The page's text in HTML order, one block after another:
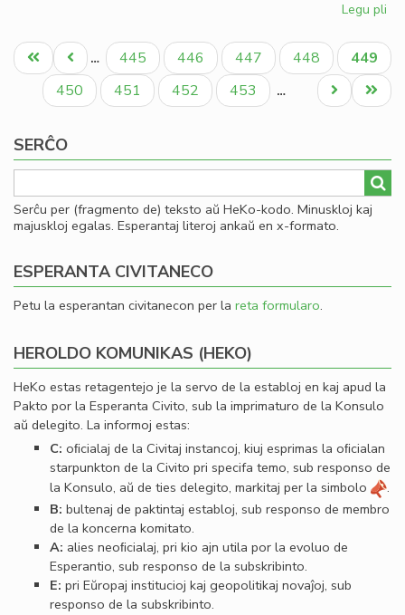
Legu pli
sin
Pagination
Unua
paĝo
Antaŭa
paĝo
… Paĝo
445 Paĝo
446 Paĝo
447 Paĝo
448
Aktuala
paĝo
449
Paĝo
450 Paĝo
451 Paĝo
452 Paĝo
453 …
Last
page
Next
page
SERĈO
Serĉu per (fragmento de) teksto aŭ HeKo-kodo. Minuskloj kaj
majuskloj egalas. Esperantaj literoj ankaŭ en x-formato.
ESPERANTA CIVITANECO
Petu la esperantan civitanecon per la reta formularo.
HEROLDO KOMUNIKAS (HEKO)
HeKo estas retagentejo je la servo de la establoj en kaj apud la
Pakto por la Esperanta Civito, sub la imprimaturo de la Konsulo
aŭ delegito. La informoj estas:
C: oﬁcialaj de la Civitaj instancoj, kiuj esprimas la oﬁcialan
starpunkton de la Civito pri specifa temo, sub responso de
la Konsulo, aŭ de ties delegito, markitaj per la simbolo
.
B: bultenaj de paktintaj establoj, sub responso de membro
de la koncerna komitato.
A: alies neoﬁcialaj, pri kio ajn utila por la evoluo de
Esperantio, sub responso de la subskribinto.
E: pri Eŭropaj institucioj kaj geopolitikaj novaĵoj, sub
responso de la subskribinto.